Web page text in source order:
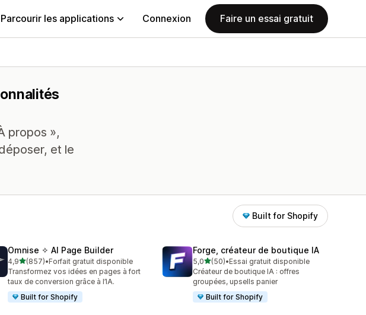
Parcourir les applications Connexion Faire un essai gratuit
propos »,
et le
Built for Shopify
Omnise ✧ AI Page Builder
4,9étoile(s) sur 5
(857)
857 avis au total
•Forfait gratuit disponible
Transformez vos idées en pages à fort
taux de conversion grâce à l’IA.
Built for Shopify
Forge, créateur de boutique IA
5,0étoile(s) sur 5
(50)
50 avis au total
•Essai gratuit disponible
Créateur de boutique IA : offres
groupées, upsells panier
Built for Shopify